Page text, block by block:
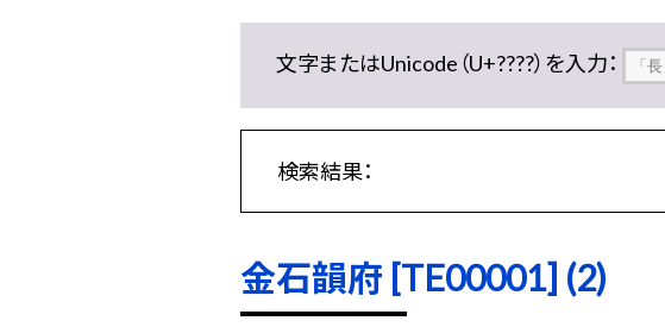
文字またはUnicode（U+????）を入力：
検索結果：
金石韻府 [TE00001] (2)